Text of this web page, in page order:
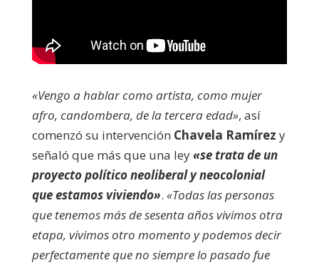
«Vengo a hablar como artista, como mujer
afro, candombera, de la tercera edad», así
comenzó su intervención Chavela Ramírez y
señaló que más que una ley«se trata de un
proyecto político neoliberal y neocolonial
que estamos viviendo». «Todas las personas
que tenemos más de sesenta años vivimos otra
etapa, vivimos otro momento y podemos decir
perfectamente que no siempre lo pasado fue